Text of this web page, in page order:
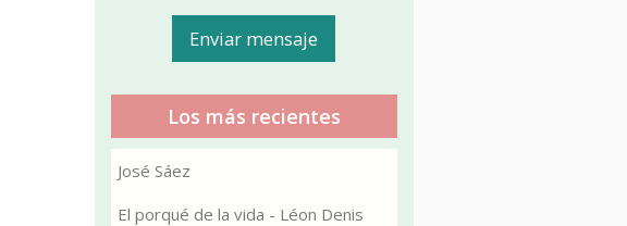
Los más recientes
José Sáez
El porqué de la vida - Léon Denis